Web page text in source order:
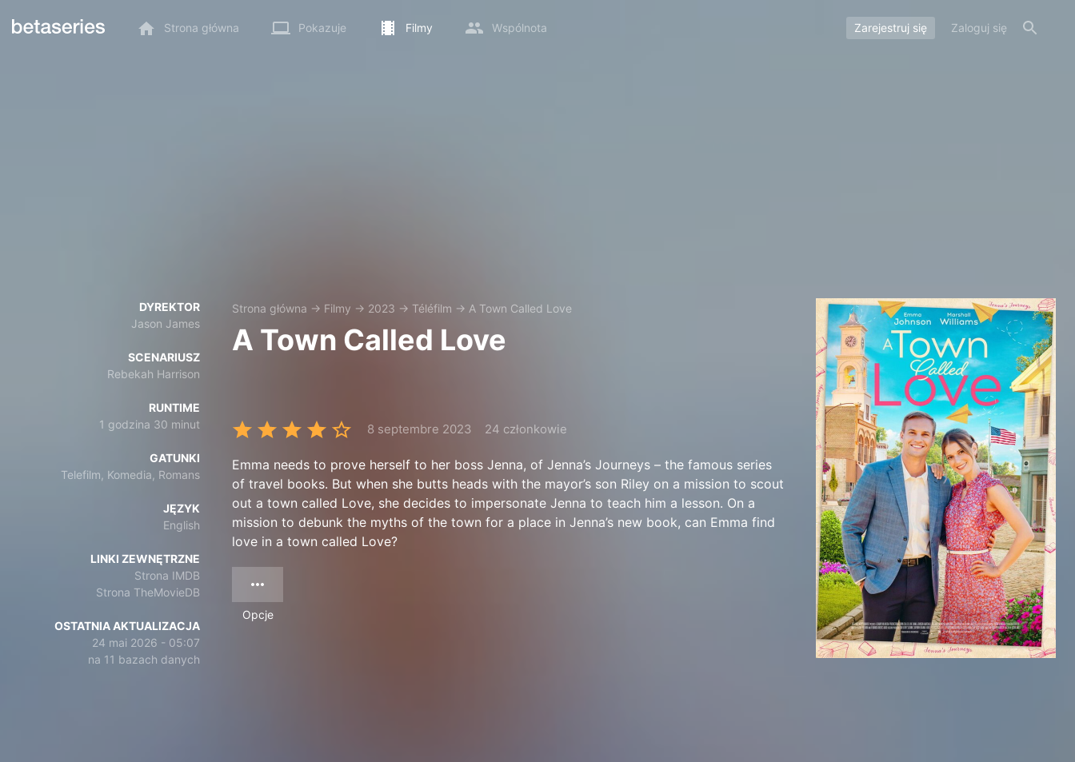
Strona główna Pokazuje Filmy Wspólnota Zarejestruj się Zaloguj się
DYREKTOR
Jason James
SCENARIUSZ
Rebekah Harrison
RUNTIME
1 godzina 30 minut
GATUNKI
Telefilm, Komedia, Romans
JĘZYK
English
LINKI ZEWNĘTRZNE
Strona IMDB
Strona TheMovieDB
OSTATNIA AKTUALIZACJA
24 mai 2026 - 05:07
na 11 bazach danych
Strona główna → Filmy → 2023 → Téléfilm → A Town Called Love
A Town Called Love
8 septembre 2023 24 członkowie
Emma needs to prove herself to her boss Jenna, of Jenna’s Journeys – the famous series
of travel books. But when she butts heads with the mayor’s son Riley on a mission to scout
out a town called Love, she decides to impersonate Jenna to teach him a lesson. On a
mission to debunk the myths of the town for a place in Jenna’s new book, can Emma find
love in a town called Love?
Opcje